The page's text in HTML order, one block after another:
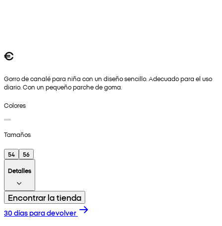
€
Gorro de canalé para niña con un diseño sencillo. Adecuado para el uso
diario. Con un pequeño parche de goma.
Colores
Tamaños
54
56
Detalles
Encontrar la tienda
30 días para devolver